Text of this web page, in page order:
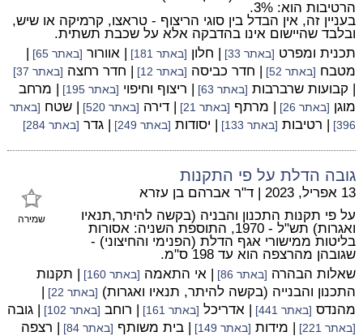
הרטיבות הוא: 3%.
בעניין זה, אין הבדל בין סוגי הריצוף - טראצו, קרמיקה או שיש,
ובלבד שהיישום אינו בהדבקה אלא על שכבת תשתית.
תכנית ומפרט [באתר 33] | חלון [באתר 181] | אוורור [באתר 65]
|
מטבח [באתר 52] | חדר כביסה [באתר 12] | חדר רחצה [באתר 37]
| קבועות שרברבות [באתר 63] | ריצוף וחיפוי [באתר 195]
| מרחב
מוגן [באתר 26] | מרתף [באתר 21] | דירה [באתר 520] | שטח [באתר
396]
| רטיבות [באתר 133] | יסודות [באתר 249] | גדר [באתר 284]
גובה הדלת על פי התקנות
שמירה
13 אפריל, 2023 | ד"ר אברהם בן עזרא
על פי תקנות התכנון והבניה (בקשה להיתר,תנאיו
ואגרות) תש"ל - 1970, התוספת השניה: אסורות
בליטות ממישורי אגף הדלת (הפנימי והחיצוני) -
שגובהן מהרצפה הוא עד 198 ס"מ.
שאלות הבהרה [באתר 86] | אי התאמה [באתר 160]
| תקנות
התכנון והבנייה (בקשה להיתר, תנאיו ואגרות) [באתר 22]
|
מהנדס [באתר 441] | אדריכל [באתר 161] | רוחב [באתר 102] | גובה
[באתר 221] | מידות [באתר 149] | בית משותף [באתר 84] | רצפה